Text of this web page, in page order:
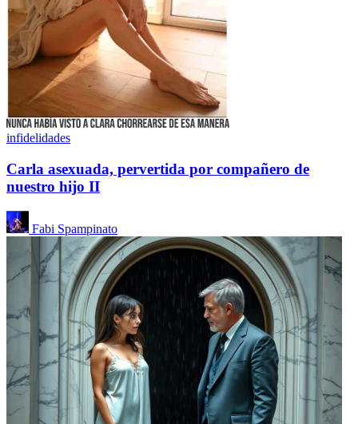
infidelidades
Carla asexuada, pervertida por compañero de
nuestro hijo II
Fabi Spampinato